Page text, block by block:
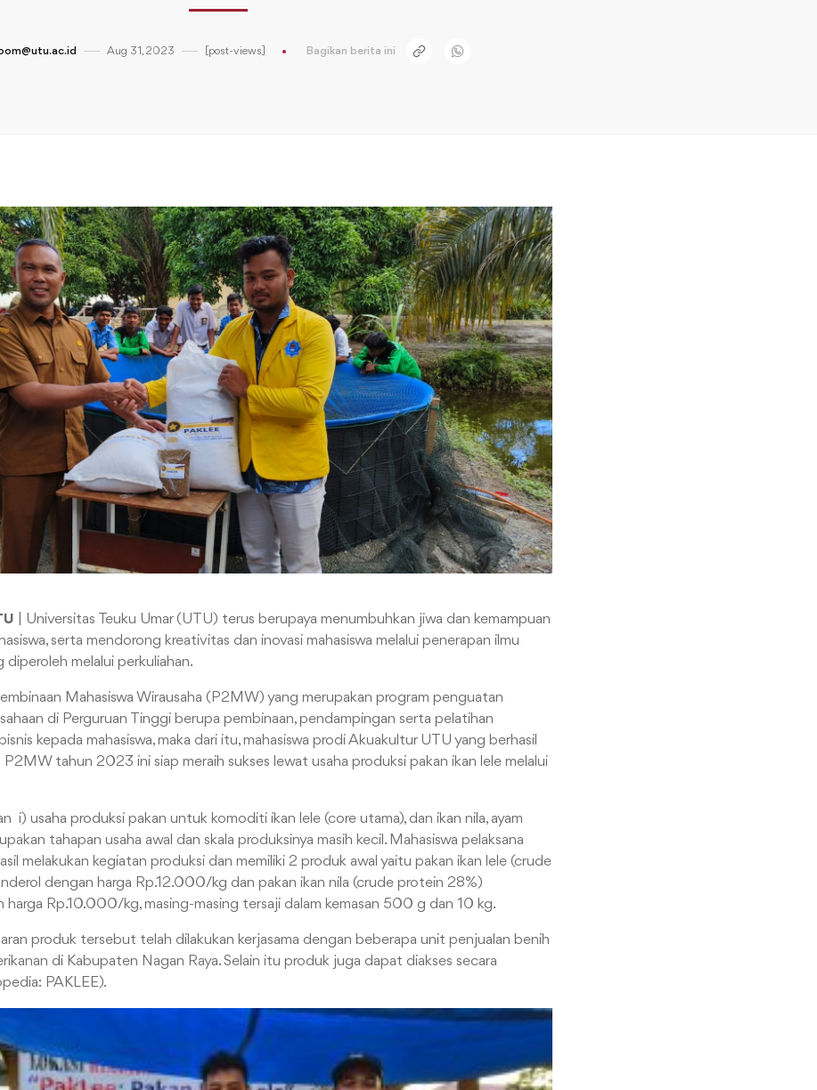
Aug 31, 2023 [post-views] Bagikan berita ini
| Universitas Teuku Umar (UTU) terus berupaya menumbuhkan jiwa dan kemampuan
serta mendorong kreativitas dan inovasi mahasiswa melalui penerapan ilmu
melalui perkuliahan.
Mahasiswa Wirausaha (P2MW) yang merupakan program penguatan
di Perguruan Tinggi berupa pembinaan, pendampingan serta pelatihan
kepada mahasiswa, maka dari itu, mahasiswa prodi Akuakultur UTU yang berhasil
P2MW tahun 2023 ini siap meraih sukses lewat usaha produksi pakan ikan lele melalui
i) usaha produksi pakan untuk komoditi ikan lele (core utama), dan ikan nila, ayam
tahapan usaha awal dan skala produksinya masih kecil. Mahasiswa pelaksana
melakukan kegiatan produksi dan memiliki 2 produk awal yaitu pakan ikan lele (crude
dengan harga Rp.12.000/kg dan pakan ikan nila (crude protein 28%)
harga Rp.10.000/kg, masing-masing tersaji dalam kemasan 500 g dan 10 kg.
produk tersebut telah dilakukan kerjasama dengan beberapa unit penjualan benih
di Kabupaten Nagan Raya. Selain itu produk juga dapat diakses secara
PAKLEE).